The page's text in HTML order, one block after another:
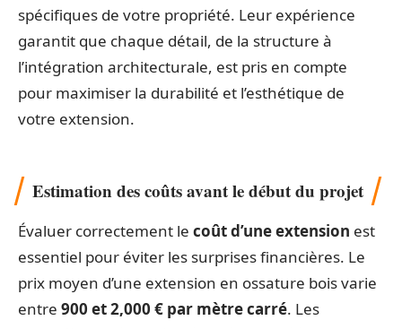
spécifiques de votre propriété. Leur expérience
garantit que chaque détail, de la structure à
l’intégration architecturale, est pris en compte
pour maximiser la durabilité et l’esthétique de
votre extension.
Estimation des coûts avant le début du projet
Évaluer correctement le coût d’une extension est
essentiel pour éviter les surprises financières. Le
prix moyen d’une extension en ossature bois varie
entre 900 et 2,000 € par mètre carré. Les